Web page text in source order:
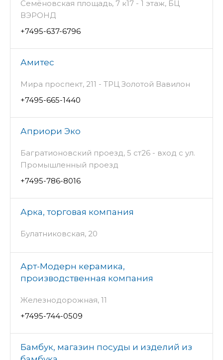
Семёновская площадь, 7 к17 - 1 этаж, БЦ
ВЭРОНД
+7495-637-6796
Амитес
Мира проспект, 211 - ТРЦ Золотой Вавилон
+7495-665-1440
Априори Эко
Багратионовский проезд, 5 ст26 - вход с ул.
Промышленный проезд
+7495-786-8016
Арка, торговая компания
Булатниковская, 20
Арт-Модерн керамика,
производственная компания
Железнодорожная, 11
+7495-744-0509
Бамбук, магазин посуды и изделий из